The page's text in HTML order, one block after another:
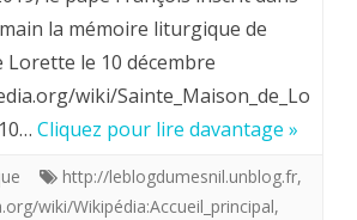
la mémoire liturgique de
Lorette le 10 décembre
wiki/Sainte_Maison_de_Lo
Cliquez pour lire davantage »
http://leblogdumesnil.unblog.fr,
wiki/Wikipédia:Accueil_principal,